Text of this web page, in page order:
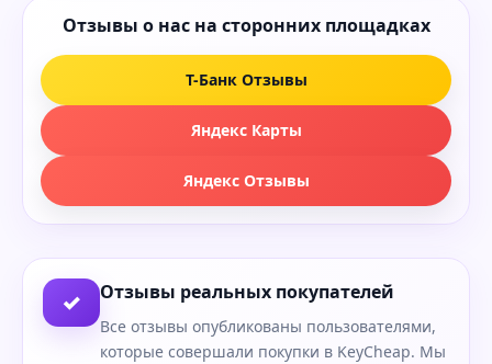
Отзывы о нас на сторонних площадках
Т-Банк Отзывы
Яндекс Карты
Яндекс Отзывы
✓ Отзывы реальных покупателей
Все отзывы опубликованы пользователями,
которые совершали покупки в KeyCheap. Мы